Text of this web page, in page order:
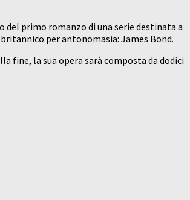
del primo romanzo di una serie destinata a
per antonomasia: James Bond.
fine, la sua opera sarà composta da dodici